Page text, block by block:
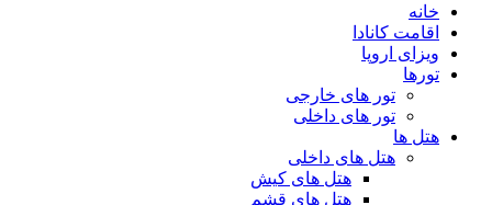
خانه
اقامت کانادا
ویزای اروپا
تورها
تور های خارجی
تور های داخلی
هتل ها
هتل های داخلی
هتل های کیش
هتل های قشم